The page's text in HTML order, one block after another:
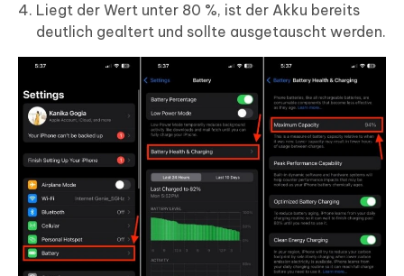
Liegt der Wert unter 80 %, ist der Akku bereits
deutlich gealtert und sollte ausgetauscht werden.